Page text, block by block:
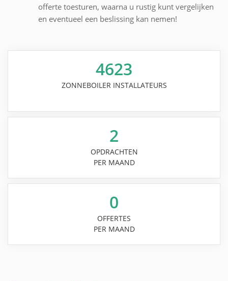
offerte toesturen, waarna u rustig kunt vergelijken
en eventueel een beslissing kan nemen!
4623
ZONNEBOILER INSTALLATEURS
2
OPDRACHTEN
PER MAAND
0
OFFERTES
PER MAAND